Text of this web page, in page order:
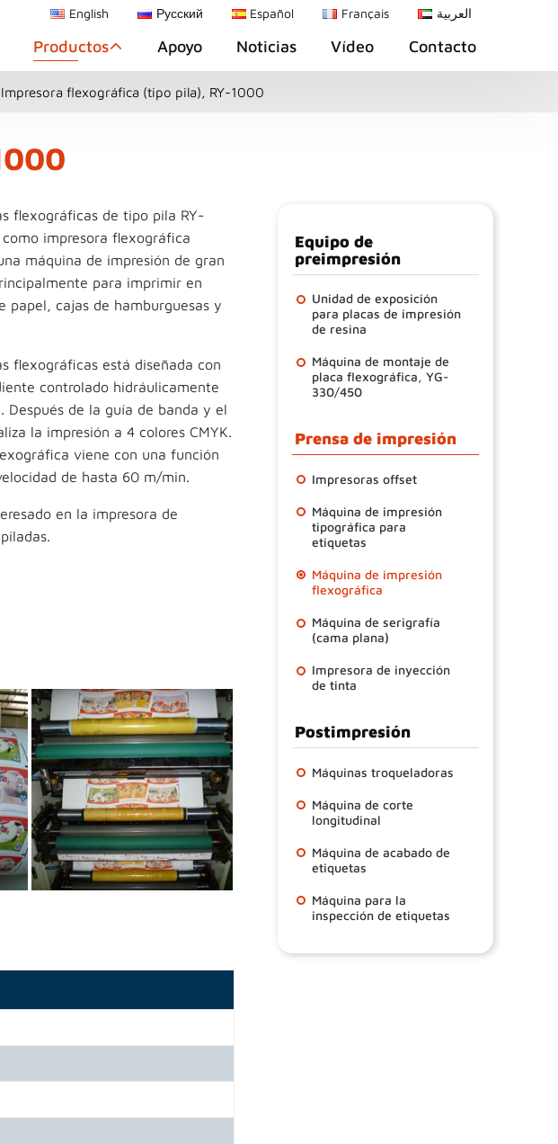
English Русский Español Français العربية
Productos Apoyo Noticias Vídeo Contacto
Impresora flexográfica (tipo pila), RY-1000
flexográficas de tipo pila RY-
impresora flexográfica
máquina de impresión de gran
para imprimir en
papel, cajas de hamburguesas y
flexográficas está diseñada con
controlado hidráulicamente
Después de la guía de banda y el
la impresión a 4 colores CMYK.
viene con una función
de hasta 60 m/min.
en la impresora de
Equipo de
preimpresión
Unidad de exposición
para placas de impresión
de resina
Máquina de montaje de
placa flexográfica, YG-
330/450
Prensa de impresión
Impresoras offset
Máquina de impresión
tipográfica para
etiquetas
Máquina de impresión
flexográfica
Máquina de serigrafía
(cama plana)
Impresora de inyección
de tinta
Postimpresión
Máquinas troqueladoras
Máquina de corte
longitudinal
Máquina de acabado de
etiquetas
Máquina para la
inspección de etiquetas